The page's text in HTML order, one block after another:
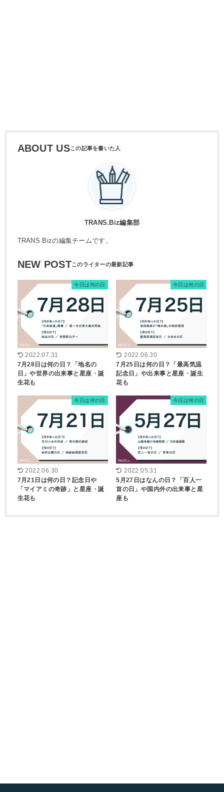
ABOUT US
TRANS.Biz編集部
TRANS.Bizの編集チームです。
NEW POST
今日は何の日
2022.07.31
7月28日は何の日？「地名の
日」や世界の出来事と星座・誕
生花も
今日は何の日
2022.06.30
7月25日は何の日？「最高気温
記念日」や出来事と星座・誕生
花も
今日は何の日
2022.06.30
7月21日は何の日？記念日や
「マイアミの奇跡」と星座・誕
生花も
今日は何の日
2022.05.31
5月27日はなんの日？「百人一
首の日」や国内外の出来事と星
座も